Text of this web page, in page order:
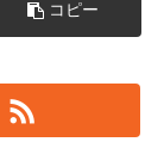
コピー